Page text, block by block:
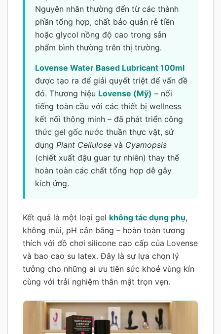
Nguyên nhân thường đến từ các thành
phần tổng hợp, chất bảo quản rẻ tiền
hoặc glycol nồng độ cao trong sản
phẩm bình thường trên thị trường.
Lovense Water Based Lubricant 100ml
được tạo ra để giải quyết triệt để vấn đề
đó. Thương hiệu Lovense (Mỹ) – nổi
tiếng toàn cầu với các thiết bị wellness
kết nối thông minh – đã phát triển công
thức gel gốc nước thuần thực vật, sử
dụng Plant Cellulose và Cyamopsis
(chiết xuất đậu guar tự nhiên) thay thế
hoàn toàn các chất tổng hợp dễ gây
kích ứng.
Kết quả là một loại gel không tác dụng phụ,
không mùi, pH cân bằng – hoàn toàn tương
thích với đồ chơi silicone cao cấp của Lovense
và bao cao su latex. Đây là sự lựa chọn lý
tưởng cho những ai ưu tiên sức khoẻ vùng kín
cùng với trải nghiệm thân mật trọn vẹn.